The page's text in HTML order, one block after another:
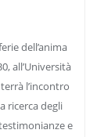
dell’anima
all’Università
l’incontro
ricerca degli
e